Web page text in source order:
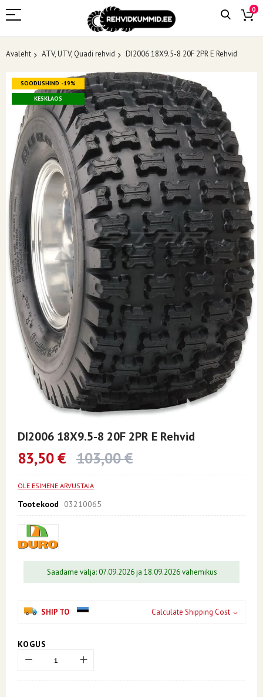
0
Avaleht ATV, UTV, Quadi rehvid DI2006 18X9.5-8 20F 2PR E Rehvid
Skip
the
end
images
gallery
SOODUSHIND -19%
KESKLAOS
beginning
images
DI2006 18X9.5-8 20F 2PR E Rehvid
83,50 € 103,00 €
OLE ESIMENE ARVUSTAJA
Tootekood 03210065
Saadame välja: 07.09.2026 ja 18.09.2026 vahemikus
SHIP TO Calculate Shipping Cost
KOGUS